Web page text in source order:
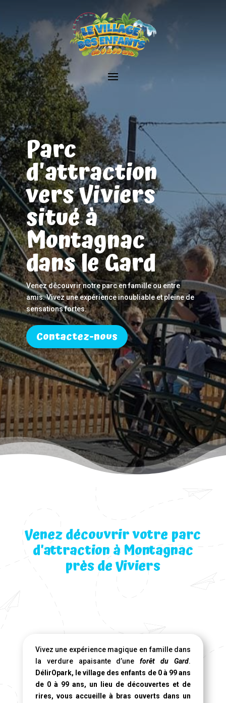
Parc
d'attraction
vers Viviers
situé à
Montagnac
dans le Gard
Venez découvrir notre parc en famille ou entre
amis. Vivez une expérience inoubliable et pleine de
sensations fortes.
Contactez-nous
Venez découvrir votre parc
d’attraction à Montagnac
près de Viviers
Vivez une expérience magique en famille dans
la verdure apaisante d’uneforêt du Gard.
DélirOpark, le village des enfants de 0 à 99 ans
de 0 à 99 ans, un lieu de découvertes et de
rires, vous accueille à bras ouverts dans un